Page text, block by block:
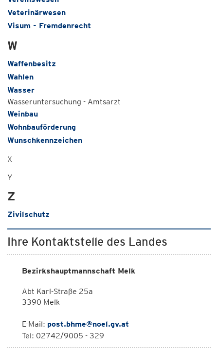
Veterinärwesen
Visum - Fremdenrecht
W
Waffenbesitz
Wahlen
Wasser
Wasseruntersuchung - Amtsarzt
Weinbau
Wohnbauförderung
Wunschkennzeichen
X
Y
Z
Zivilschutz
Ihre Kontaktstelle des Landes
Bezirkshauptmannschaft Melk
Abt Karl-Straße 25a
3390 Melk
E-Mail: post.bhme@noel.gv.at
Tel: 02742/9005 - 329